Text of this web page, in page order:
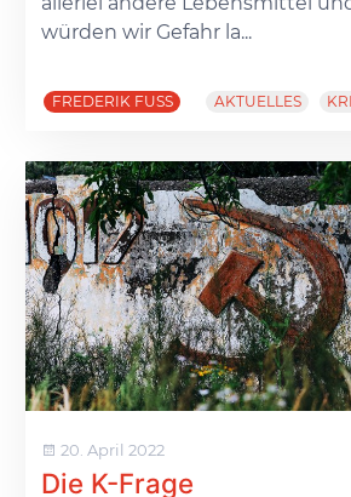
würden wir Gefahr la...
FREDERIK FUSS AKTUELLES
20. April 2022
Die K-Frage